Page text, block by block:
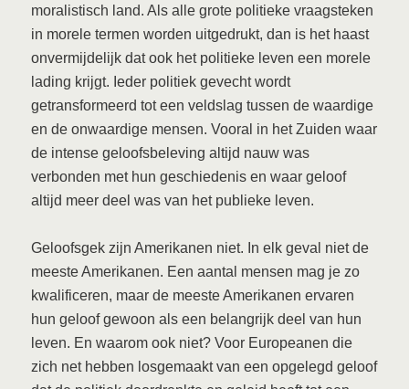
moralistisch land. Als alle grote politieke vraagsteken
in morele termen worden uitgedrukt, dan is het haast
onvermijdelijk dat ook het politieke leven een morele
lading krijgt. Ieder politiek gevecht wordt
getransformeerd tot een veldslag tussen de waardige
en de onwaardige mensen. Vooral in het Zuiden waar
de intense geloofsbeleving altijd nauw was
verbonden met hun geschiedenis en waar geloof
altijd meer deel was van het publieke leven.
Geloofsgek zijn Amerikanen niet. In elk geval niet de
meeste Amerikanen. Een aantal mensen mag je zo
kwalificeren, maar de meeste Amerikanen ervaren
hun geloof gewoon als een belangrijk deel van hun
leven. En waarom ook niet? Voor Europeanen die
zich net hebben losgemaakt van een opgelegd geloof